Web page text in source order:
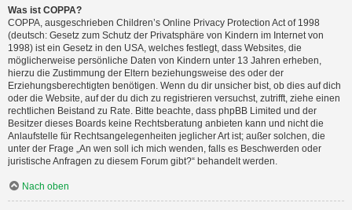
Was ist COPPA?
COPPA, ausgeschrieben Children’s Online Privacy Protection Act of 1998
(deutsch: Gesetz zum Schutz der Privatsphäre von Kindern im Internet von
1998) ist ein Gesetz in den USA, welches festlegt, dass Websites, die
möglicherweise persönliche Daten von Kindern unter 13 Jahren erheben,
hierzu die Zustimmung der Eltern beziehungsweise des oder der
Erziehungsberechtigten benötigen. Wenn du dir unsicher bist, ob dies auf dich
oder die Website, auf der du dich zu registrieren versuchst, zutrifft, ziehe einen
rechtlichen Beistand zu Rate. Bitte beachte, dass phpBB Limited und der
Besitzer dieses Boards keine Rechtsberatung anbieten kann und nicht die
Anlaufstelle für Rechtsangelegenheiten jeglicher Art ist; außer solchen, die
unter der Frage „An wen soll ich mich wenden, falls es Beschwerden oder
juristische Anfragen zu diesem Forum gibt?“ behandelt werden.
Nach oben